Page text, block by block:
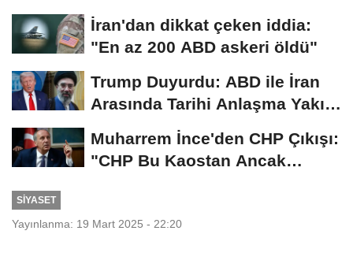
Kaplan'dan yetkililere...
İran'dan dikkat çeken iddia:
"En az 200 ABD askeri öldü"
Trump Duyurdu: ABD ile İran
Arasında Tarihi Anlaşma Yakın!
Muharrem İnce'den CHP Çıkışı:
"CHP Bu Kaostan Ancak
SIYASET
Yayınlanma: 19 Mart 2025 - 22:20